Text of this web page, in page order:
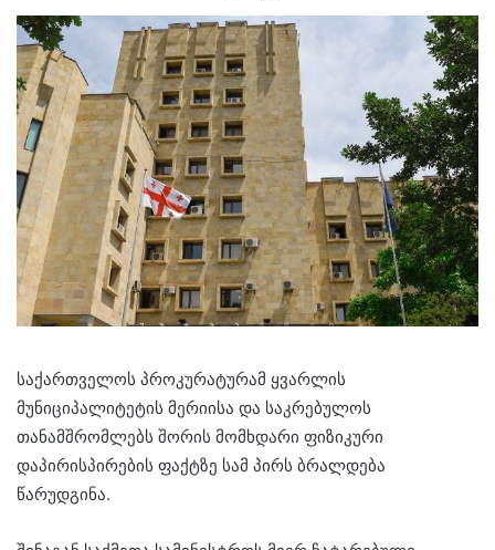
საქართველოს პროკურატურამ ყვარლის
მუნიციპალიტეტის მერიისა და საკრებულოს
თანამშრომლებს შორის მომხდარი ფიზიკური
დაპირისპირების ფაქტზე სამ პირს ბრალდება
წარუდგინა.